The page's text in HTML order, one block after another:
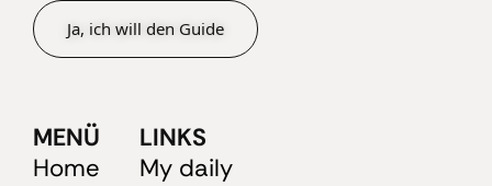
Ja, ich will den Guide
MENÜ
Home
LINKS
My daily